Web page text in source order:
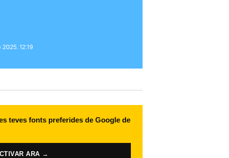
12:19
teves fonts preferides de Google de
ARA →